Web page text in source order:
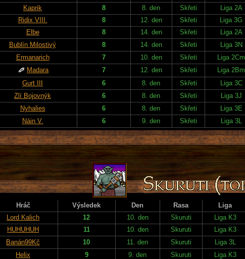
Kaprik 8 8. den Skřeti Liga 2A
Ridix VIII. 8 12. den Skřeti Liga 3G
Elbe 8 14. den Skřeti Liga 2A
Bublín Milostivý 8 14. den Skřeti Liga 3N
Ermanarich 7 10. den Skřeti Liga 2Cm
Madara 7 12. den Skřeti Liga 2Bm
Gurt III 6 8. den Skřeti Liga 3C
Zlí Bojovnýk 6 8. den Skřeti Liga 3J
Nyhalies 6 8. den Skřeti Liga 3E
Náin V. 6 9. den Skřeti Liga 3L
Hráč Výsledek Den Rasa Liga
Lord Kalich 12 10. den Skuruti Liga K3
HUHUHUH 11 10. den Skuruti Liga K3
Banán99Kč 10 11. den Skuruti Liga 3L
Helix 9 9. den Skuruti Liga K3